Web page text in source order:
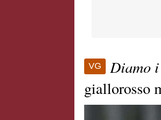
VG Diamo
giallorosso